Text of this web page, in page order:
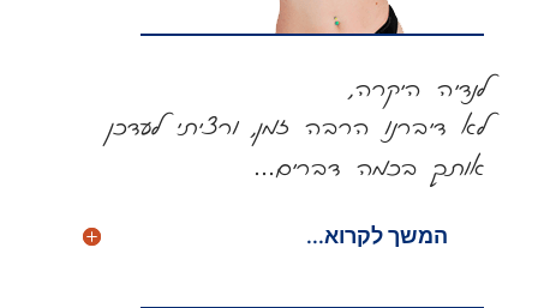
לנדיה היקרה,
לא דיברנו הרבה זמן, ורציתי לעדכן
אותך בכמה דברים…
המשך לקרוא...